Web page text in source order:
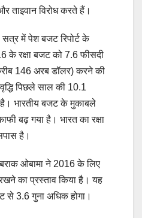
ताइवान विरोध करते हैं।
सत्र में पेश बजट रिपोर्ट के
के रक्षा बजट को 7.6 फीसदी
146 अरब डॉलर) करने की
पिछले साल की 10.1
भारतीय बजट के मुकाबले
बढ़ गया है। भारत का रक्षा
है।
ओबामा ने 2016 के लिए
का प्रस्ताव किया है। यह
से 3.6 गुना अधिक होगा।